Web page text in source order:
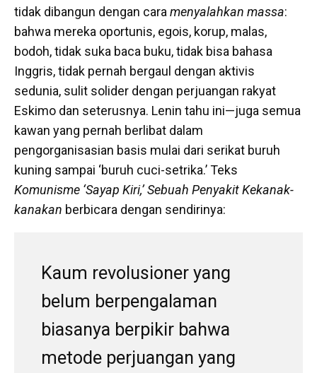
tidak dibangun dengan cara menyalahkan massa:
bahwa mereka oportunis, egois, korup, malas,
bodoh, tidak suka baca buku, tidak bisa bahasa
Inggris, tidak pernah bergaul dengan aktivis
sedunia, sulit solider dengan perjuangan rakyat
Eskimo dan seterusnya. Lenin tahu ini—juga semua
kawan yang pernah berlibat dalam
pengorganisasian basis mulai dari serikat buruh
kuning sampai ‘buruh cuci-setrika.’ Teks
Komunisme ‘Sayap Kiri,’ Sebuah Penyakit Kekanak-
kanakan berbicara dengan sendirinya:
Kaum revolusioner yang
belum berpengalaman
biasanya berpikir bahwa
metode perjuangan yang